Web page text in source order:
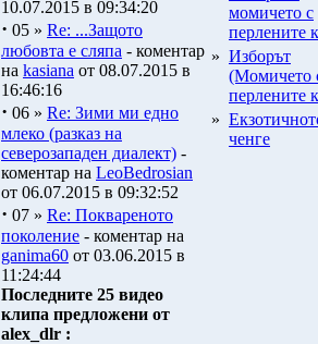
10.07.2015 в 09:34:20
· 05 » Re: ...Защото
любовта е сляпа - коментар
на kasiana от 08.07.2015 в
16:46:16
· 06 » Re: Зими ми едно
млеко (разказ на
северозападен диалект) -
коментар на LeoBedrosian
от 06.07.2015 в 09:32:52
· 07 » Re: Поквареното
поколение - коментар на
ganima60 от 03.06.2015 в
11:24:44
Последните 25 видео
клипа предложени от
alex_dlr :
момичето с
перлените
» Изборът
(Момичето
перлените
»
ченге